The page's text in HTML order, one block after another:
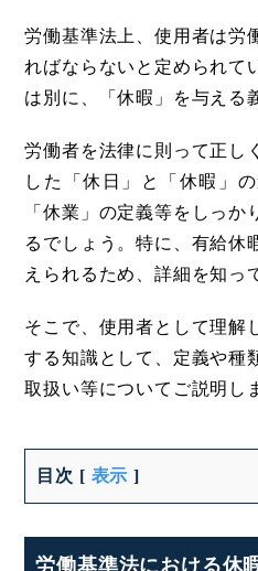
労働基準法上、使用者は労
ればならないと定められて
は別に、「休暇」を与える
労働者を法律に則って正し
した「休日」と「休暇」
「休業」の定義等をしっ
るでしょう。特に、有給休
えられるため、詳細を知っ
そこで、使用者として理解
する知識として、定義や種
取扱い等についてご説明し
目次 [ 表示 ]
労働基準法における休